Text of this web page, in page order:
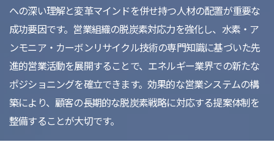
への深い理解と変革マインドを併せ持つ人材の配置が重要な
成功要因です。営業組織の脱炭素対応力を強化し、水素・ア
ンモニア・カーボンリサイクル技術の専門知識に基づいた先
進的営業活動を展開することで、エネルギー業界での新たな
ポジショニングを確立できます。効果的な営業システムの構
築により、顧客の長期的な脱炭素戦略に対応する提案体制を
整備することが大切です。